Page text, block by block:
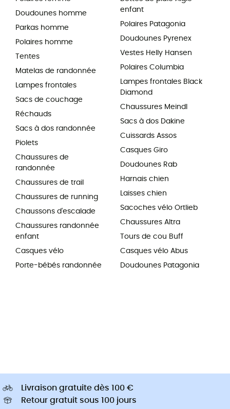
Doudounes homme
Parkas homme
Polaires homme
Tentes
Matelas de randonnée
Lampes frontales
Sacs de couchage
Réchauds
Sacs à dos randonnée
Piolets
Chaussures de
randonnée
Chaussures de trail
Chaussures de running
Chaussons d'escalade
Chaussures randonnée
enfant
Casques vélo
Porte-bébés randonnée
enfant
Polaires Patagonia
Doudounes Pyrenex
Vestes Helly Hansen
Polaires Columbia
Lampes frontales Black
Diamond
Chaussures Meindl
Sacs à dos Dakine
Cuissards Assos
Casques Giro
Doudounes Rab
Harnais chien
Laisses chien
Sacoches vélo Ortlieb
Chaussures Altra
Tours de cou Buff
Casques vélo Abus
Doudounes Patagonia
Livraison gratuite dès 100 €
Retour gratuit sous 100 jours